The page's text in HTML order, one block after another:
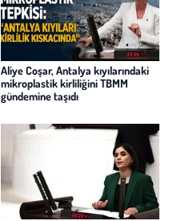
Aliye Coşar, Antalya kıyılarındaki
mikroplastik kirliliğini TBMM
gündemine taşıdı